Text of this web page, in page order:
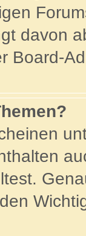
davon
Board-